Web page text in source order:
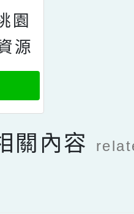
園
源
人
關內容